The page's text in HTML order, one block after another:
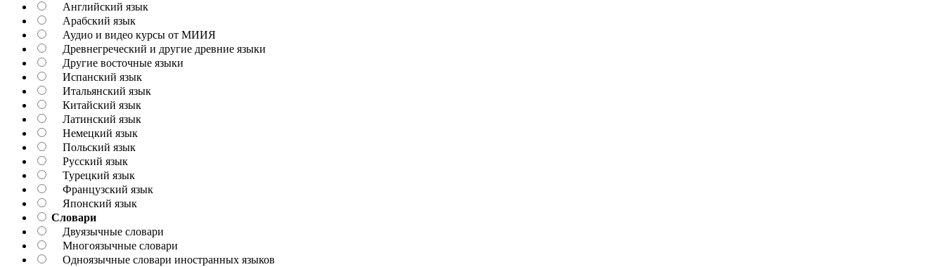
Английский язык
Арабский язык
Аудио и видео курсы от МИИЯ
Древнегреческий и другие древние языки
Другие восточные языки
Испанский язык
Итальянский язык
Китайский язык
Латинский язык
Немецкий язык
Польский язык
Русский язык
Турецкий язык
Французский язык
Японский язык
Словари
Двуязычные словари
Многоязычные словари
Одноязычные словари иностранных языков